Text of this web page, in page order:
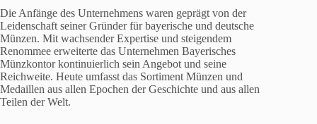
Die Anfänge des Unternehmens waren geprägt von der
Leidenschaft seiner Gründer für bayerische und deutsche
Münzen. Mit wachsender Expertise und steigendem
Renommee erweiterte das Unternehmen Bayerisches
Münzkontor kontinuierlich sein Angebot und seine
Reichweite. Heute umfasst das Sortiment Münzen und
Medaillen aus allen Epochen der Geschichte und aus allen
Teilen der Welt.